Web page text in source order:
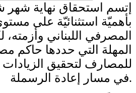
إتسم استحقاق نهاية
بأهميّة استثنائيّة على
المصرفي اللبناني وأزمته،
المهلة التي حددها حاكم
للمصارف لتحقيق الزيادات
في مسار إعادة الرسملة.